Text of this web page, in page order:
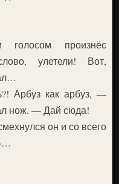
произнёс
улетели! Вот,
Арбуз как арбуз, —
нож. — Дай сюда!
он и со всего